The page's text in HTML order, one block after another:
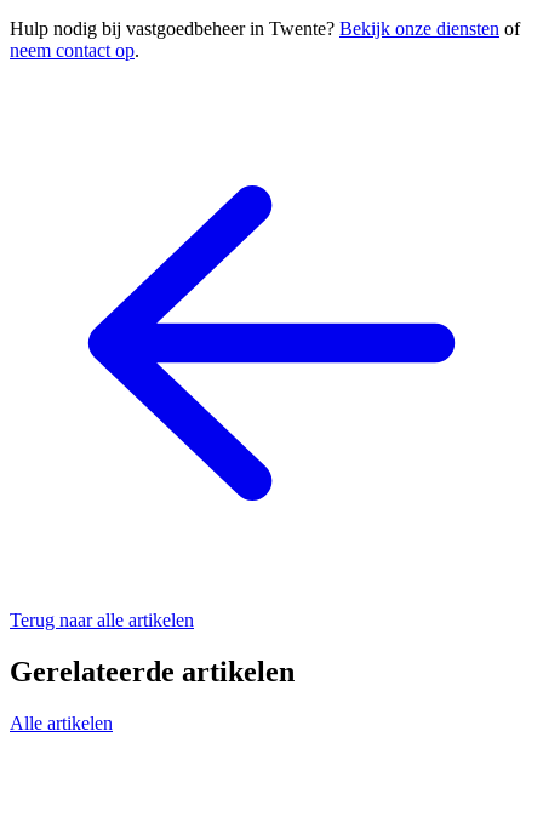
Hulp nodig bij vastgoedbeheer in Twente? Bekijk onze diensten of
neem contact op.
Terug naar alle artikelen
Gerelateerde artikelen
Alle artikelen